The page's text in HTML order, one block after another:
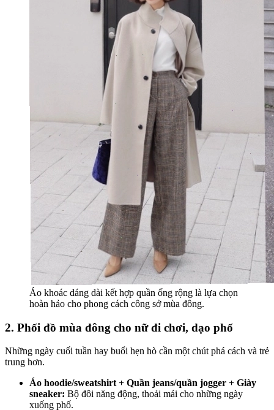
Áo khoác dáng dài kết hợp quần ống rộng là lựa chọn
hoàn hảo cho phong cách công sở mùa đông.
2. Phối đồ mùa đông cho nữ đi chơi, dạo phố
Những ngày cuối tuần hay buổi hẹn hò cần một chút phá cách và trẻ
trung hơn.
Áo hoodie/sweatshirt + Quần jeans/quần jogger + Giày
sneaker: Bộ đôi năng động, thoải mái cho những ngày
xuống phố.